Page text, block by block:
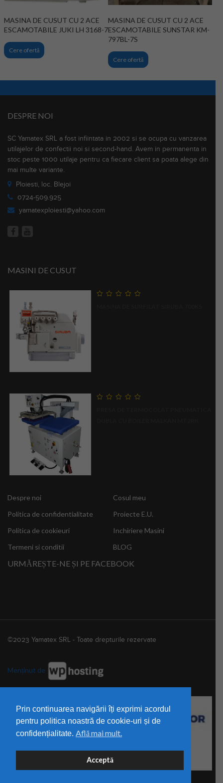
MASINA DE CUSUT CU 2 ACE
ESCAMOTABILE JUKI LH 3168-7
Cere ofertă
MASINA DE CUSUT CU 2 ACE
ESCAMOTABILE SUNSTAR KM-
797BL-7S
Cere ofertă
DESPRE NOI
SC Yamatex SRL a fost infiintata in 2002 si se ocupa cu vanzarea
utilajelor de confectii noi si second-hand. Avem in permanenta in
stoc peste 1000 utilaje pentru ca fiecare client sa poata alege din
mai multe variante.
Ploiesti, loc. Blejoi
0724-509.925
yamatexploiesti@yahoo.com
MASINI DE CUSUT
Despre noi
Politica de confidentialitate
Politica de cookieuri
Termeni si conditii
Cosul meu
Proiecte E.U.
Inchiriere Masini
BLOG
URMĂREȘTE-NE ȘI PE FACEBOOK
©2023 Yamatex SRL - Toate drepturile rezervate
Menținut de
Prin continuarea navigării îți exprimi acordul
pentru politica noastră de cookie-uri și de
confidențialitate. Află mai mult.
Acceptă